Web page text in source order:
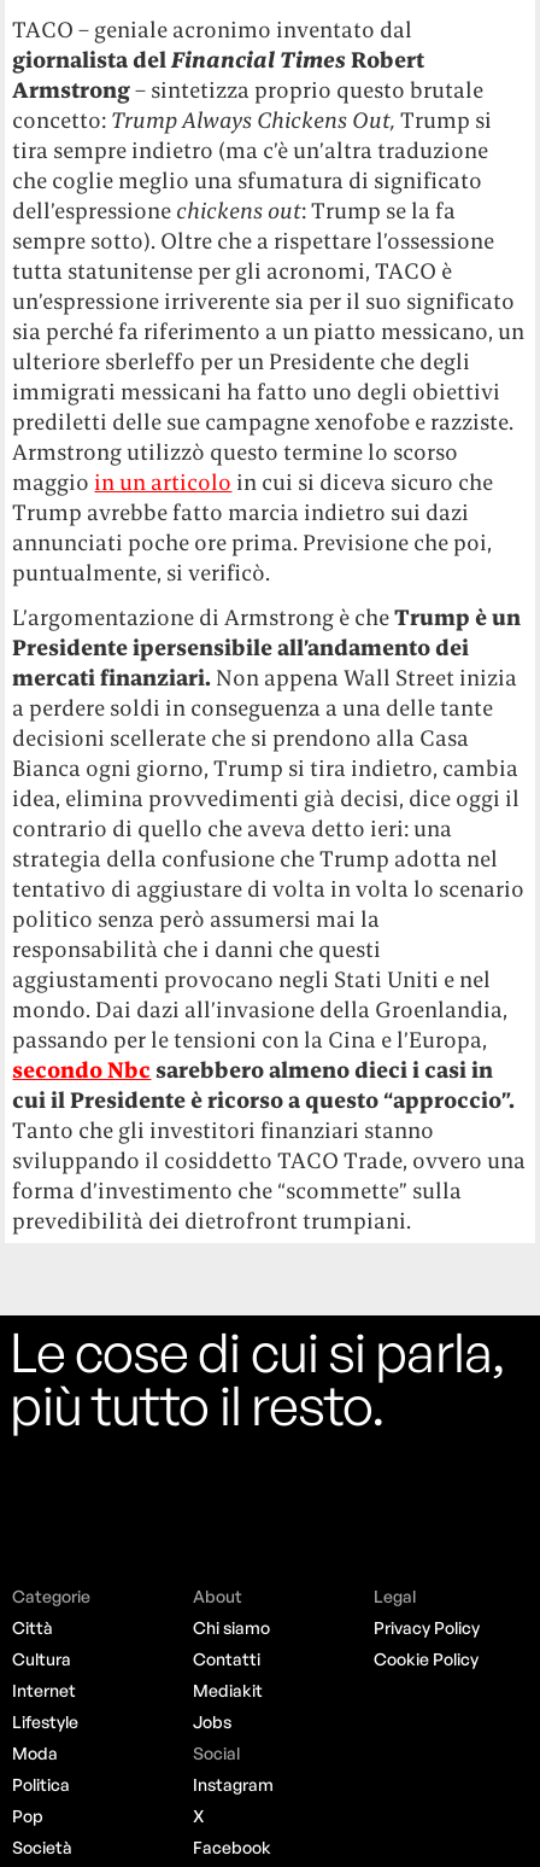
TACO – geniale acronimo inventato dal
giornalista delFinancial TimesRobert
Armstrong– sintetizza proprio questo brutale
concetto: Trump Always Chickens Out, Trump si
tira sempre indietro (ma c’è un’altra traduzione
che coglie meglio una sfumatura di significato
dell’espressione chickens out: Trump se la fa
sempre sotto). Oltre che a rispettare l’ossessione
tutta statunitense per gli acronomi, TACO è
un’espressione irriverente sia per il suo significato
sia perché fa riferimento a un piatto messicano, un
ulteriore sberleffo per un Presidente che degli
immigrati messicani ha fatto uno degli obiettivi
prediletti delle sue campagne xenofobe e razziste.
Armstrong utilizzò questo termine lo scorso
maggio in un articolo in cui si diceva sicuro che
Trump avrebbe fatto marcia indietro sui dazi
annunciati poche ore prima. Previsione che poi,
puntualmente, si verificò.
L’argomentazione di Armstrong è cheTrump è un
Presidente ipersensibile all’andamento dei
mercati finanziari. Non appena Wall Street inizia
a perdere soldi in conseguenza a una delle tante
decisioni scellerate che si prendono alla Casa
Bianca ogni giorno, Trump si tira indietro, cambia
idea, elimina provvedimenti già decisi, dice oggi il
contrario di quello che aveva detto ieri: una
strategia della confusione che Trump adotta nel
tentativo di aggiustare di volta in volta lo scenario
politico senza però assumersi mai la
responsabilità che i danni che questi
aggiustamenti provocano negli Stati Uniti e nel
mondo. Dai dazi all’invasione della Groenlandia,
passando per le tensioni con la Cina e l’Europa,
secondo Nbc sarebbero almeno dieci i casi in
cui il Presidente è ricorso a questo “approccio”.
Tanto che gli investitori finanziari stanno
sviluppando il cosiddetto TACO Trade, ovvero una
forma d’investimento che “scommette” sulla
prevedibilità dei dietrofront trumpiani.
Le cose di cui si parla,
più tutto il resto.
Categorie
Città
Cultura
Internet
Lifestyle
Moda
Politica
Pop
Società
About
Chi siamo
Contatti
Mediakit
Jobs
Social
Instagram
X
Facebook
Legal
Privacy Policy
Cookie Policy